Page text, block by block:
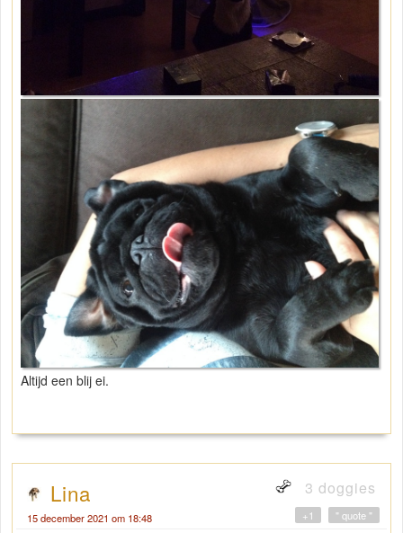
Altijd een blij ei.
Lina 3 doggies
15 december 2021 om 18:48 " quote "
+1